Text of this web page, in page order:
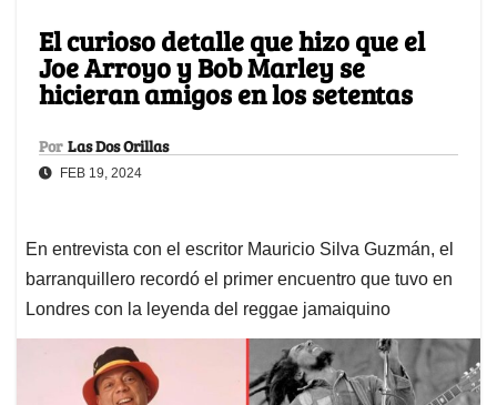
El curioso detalle que hizo que el
Joe Arroyo y Bob Marley se
hicieran amigos en los setentas
Por Las Dos Orillas
FEB 19, 2024
En entrevista con el escritor Mauricio Silva Guzmán, el
barranquillero recordó el primer encuentro que tuvo en
Londres con la leyenda del reggae jamaiquino